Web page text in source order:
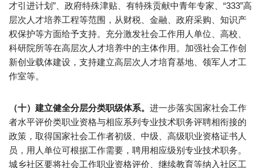
才引进计划”、政府特殊津贴、有特殊贡献中青年专家、“333”高
层次人才培养工程等范围，从财税、金融、政府采购、知识产
权保护等方面给予支持。充分激发社会工作用人单位、高校、
科研院所等在高层次人才培养中的主体作用。加强社会工作创
新创业载体建设，支持建立高层次人才培育基地、领军人才工
作室等。
（十）建立健全分层分类职级体系。 进一步落实国家社会工作
者水平评价类职业资格与相应系列专业技术职务评聘相衔接的
政策，取得国家社会工作者初级、中级、高级职业资格证书人
员，用人单位可根据工作需要，聘用相应级别专业技术职务。
城乡社区要将社会工作职业资格评价、继续教育等纳入社区工